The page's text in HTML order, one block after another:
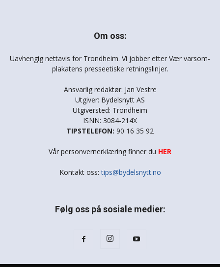
Om oss:
Uavhengig nettavis for Trondheim. Vi jobber etter Vær varsom-
plakatens presseetiske retningslinjer.
Ansvarlig redaktør: Jan Vestre
Utgiver: Bydelsnytt AS
Utgiversted: Trondheim
ISNN: 3084-214X
TIPSTELEFON: 90 16 35 92
Vår personvernerklæring finner du HER
Kontakt oss:tips@bydelsnytt.no
Følg oss på sosiale medier: